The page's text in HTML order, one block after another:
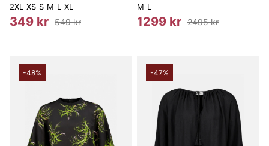
2XL XS S M L XL
349 kr 549 kr
M L
1299 kr 2495 kr
-48% -47%